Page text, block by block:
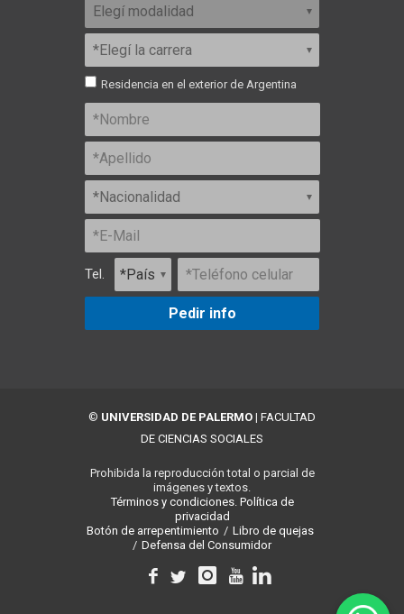
Residencia en el exterior de Argentina
Tel.
Pedir info
© UNIVERSIDAD DE PALERMO | FACULTAD
DE CIENCIAS SOCIALES
Prohibida la reproducción total o parcial de
imágenes y textos.
Términos y condiciones. Política de
privacidad
Botón de arrepentimiento / Libro de quejas
/ Defensa del Consumidor